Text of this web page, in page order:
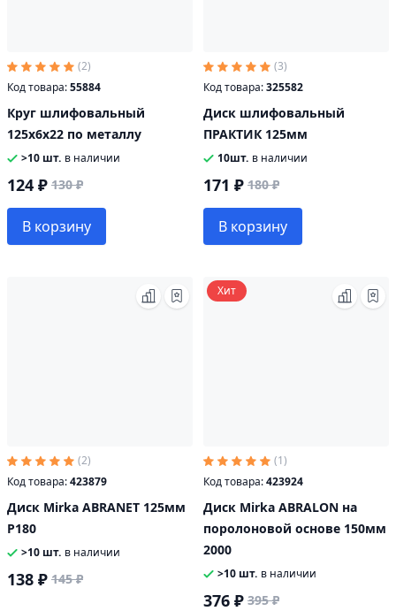
(2)
Код товара:55884
Круг шлифовальный
125х6х22 по металлу
>10 шт. в наличии
124 ₽ 130 ₽
В корзину
(3)
Код товара:325582
Диск шлифовальный
ПРАКТИК 125мм
10шт. в наличии
171 ₽ 180 ₽
В корзину
(2)
Код товара:423879
Диск Mirka ABRANET 125мм
P180
>10 шт. в наличии
138 ₽ 145 ₽
Хит
(1)
Код товара:423924
Диск Mirka ABRALON на
поролоновой основе 150мм
2000
>10 шт. в наличии
376 ₽ 395 ₽